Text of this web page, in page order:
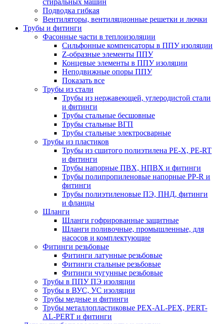
стиральных машин
Подводка гибкая
Вентиляторы, вентиляционные решетки и лючки
Трубы и фитинги
Фасонные части в теплоизоляции
Cильфонные компенсаторы в ППУ изоляции
Z-образные элементы ППУ
Концевые элементы в ППУ изоляции
Неподвижные опоры ППУ
Показать все
Трубы из стали
Трубы из нержавеющей, углеродистой стали
и фитинги
Трубы стальные бесшовные
Трубы стальные ВГП
Трубы стальные электросварные
Трубы из пластиков
Трубы из сшитого полиэтилена PE-X, PE-RT
и фитинги
Трубы напорные ПВХ, НПВХ и фитинги
Трубы полипропиленовые напорные PP-R и
фитинги
Трубы полиэтиленовые ПЭ, ПНД, фитинги
и фланцы
Шланги
Шланги гофрированные защитные
Шланги поливочные, промышленные, для
насосов и комплектующие
Фитинги резьбовые
Фитинги латунные резьбовые
Фитинги стальные резьбовые
Фитинги чугунные резьбовые
Трубы в ППУ ПЭ изоляции
Трубы в ВУС, УС изоляции
Трубы медные и фитинги
Трубы металлопластиковые PEX-AL-PEX, PERT-
AL-PERT и фитинги